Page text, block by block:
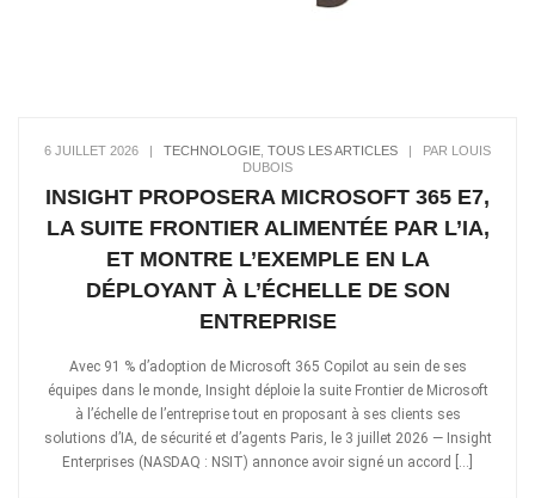
6 JUILLET 2026 | TECHNOLOGIE TOUS LES ARTICLES | PAR LOUIS
DUBOIS
INSIGHT PROPOSERA MICROSOFT 365 E7,
LA SUITE FRONTIER ALIMENTÉE PAR L’IA,
ET MONTRE L’EXEMPLE EN LA
DÉPLOYANT À L’ÉCHELLE DE SON
ENTREPRISE
Avec 91 % d’adoption de Microsoft 365 Copilot au sein de ses
équipes dans le monde, Insight déploie la suite Frontier de Microsoft
à l’échelle de l’entreprise tout en proposant à ses clients ses
solutions d’IA, de sécurité et d’agents Paris, le 3 juillet 2026 — Insight
Enterprises (NASDAQ : NSIT) annonce avoir signé un accord […]